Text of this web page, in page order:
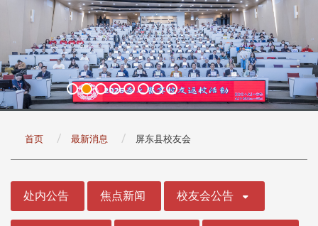
首页 最新消息 屏东县校友会
处内公告 焦点新闻 校友会公告